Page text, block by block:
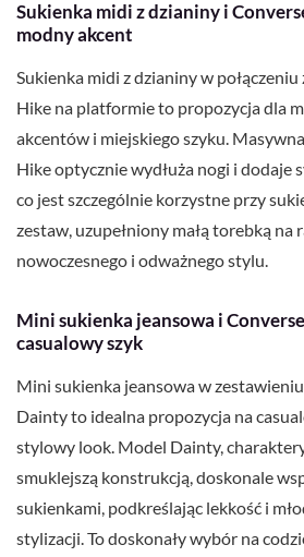
Sukienka midi z dzianiny i
modny akcent
Sukienka midi z dzianiny w
Hike na platformie to propozycja dla
akcentów i miejskiego szyku.
Hike optycznie wydłuża nogi i dodaje
co jest szczególnie korzystne przy
zestaw, uzupełniony małą torebką na
nowoczesnego i odważnego stylu.
Mini sukienka jeansowa i
casualowy szyk
Mini sukienka jeansowa w
Dainty to idealna propozycja na
stylowy look. Model Dainty,
smuklejszą konstrukcją, doskonale
sukienkami, podkreślając lekkość i
stylizacji. To doskonały wybór na